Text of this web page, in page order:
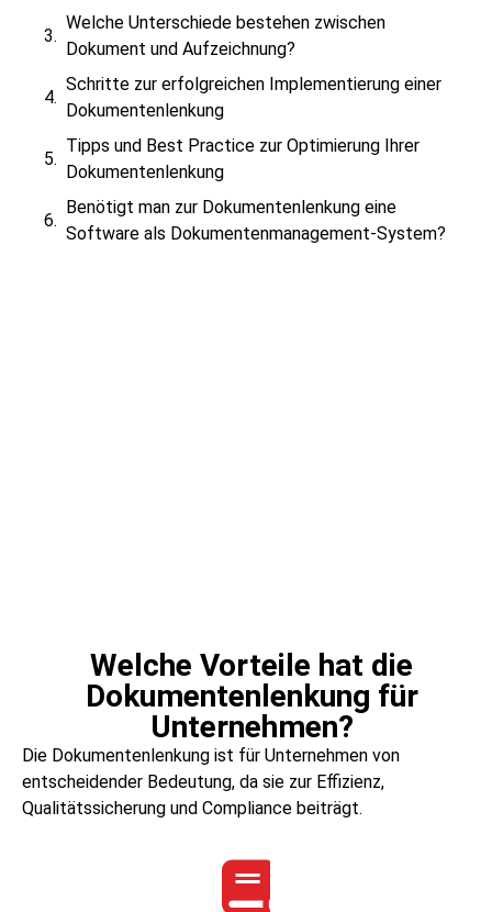
Welche Unterschiede bestehen zwischen
Dokument und Aufzeichnung?
Schritte zur erfolgreichen Implementierung einer
Dokumentenlenkung
Tipps und Best Practice zur Optimierung Ihrer
Dokumentenlenkung
Benötigt man zur Dokumentenlenkung eine
Software als Dokumentenmanagement-System?
Welche Vorteile hat die
Dokumentenlenkung für
Unternehmen?
Die Dokumentenlenkung ist für Unternehmen von
entscheidender Bedeutung, da sie zur Effizienz,
Qualitätssicherung und Compliance beiträgt.